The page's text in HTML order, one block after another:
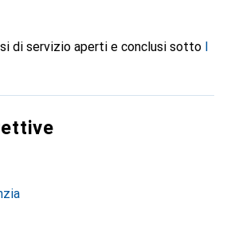
di servizio aperti e conclusi sotto I